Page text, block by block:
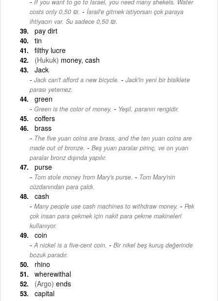
If you want to go to Israel, you need many shekels. Water
costs only 0,50 ₪. - İsrail'e gitmek istiyorsan çok paraya
ihtiyacın var. Su sadece 0,50 ₪.
pay dirt
tin
filthy lucre
(Hukuk) money, cash
Jack
Jack can't afford a new bicycle. - Jack'in yeni bir bisiklete
parası yetemez.
green
Green is the color of money. - Yeşil, paranın rengidir.
coffers
brass
The five yuan coins are brass, and the ten yuan coins are
made out of bronze. - Beş yuan paralar pirinç, ve on yuan
paralar bronz dışında yapılır.
purse
Tom stole money from Mary's purse. - Tom Mary'nin
cüzdanından para çaldı.
cash
Many people use cash machines to withdraw money. - Pek
çok insan para çekmek için nakit para çekme makineleri
kullanıyor.
coin
A nickel is a five-cent coin. - Bir nikel beş kuruş değerinde
bozuk paradır.
rhino
wherewithal
(Argo) ends
capital